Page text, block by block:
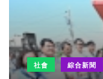
社會 綜合新聞